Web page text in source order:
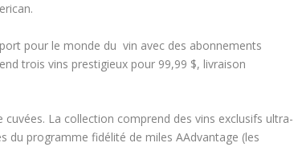
pour le monde du vin avec des abonnements
trois vins prestigieux pour 99,99 $, livraison
La collection comprend des vins exclusifs ultra-
du programme fidélité de miles AAdvantage (les